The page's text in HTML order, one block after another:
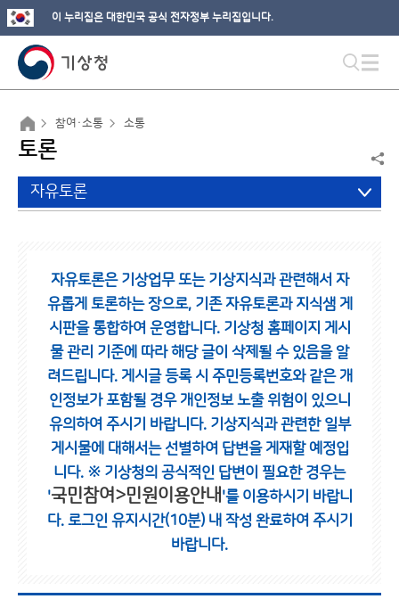
이 누리집은 대한민국 공식 전자정부 누리집입니다.
참여·소통 소통
토론
자유토론
자유토론은 기상업무 또는 기상지식과 관련해서 자
유롭게 토론하는 장으로, 기존 자유토론과 지식샘 게
시판을 통합하여 운영합니다. 기상청 홈페이지 게시
물 관리 기준에 따라 해당 글이 삭제될 수 있음을 알
려드립니다. 게시글 등록 시 주민등록번호와 같은 개
인정보가 포함될 경우 개인정보 노출 위험이 있으니
유의하여 주시기 바랍니다. 기상지식과 관련한 일부
게시물에 대해서는 선별하여 답변을 게재할 예정입
니다. ※ 기상청의 공식적인 답변이 필요한 경우는
'국민참여>민원이용안내 '를 이용하시기 바랍니
다. 로그인 유지시간(10분) 내 작성 완료하여 주시기
바랍니다.